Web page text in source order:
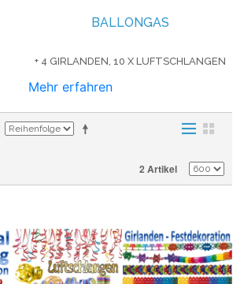
BALLONGAS
+ 4 GIRLANDEN, 10 X LUFTSCHLANGEN
Mehr erfahren
2 Artikel